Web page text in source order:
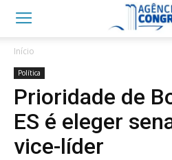
Início
Política
Prioridade de
ES é eleger
vice-líder